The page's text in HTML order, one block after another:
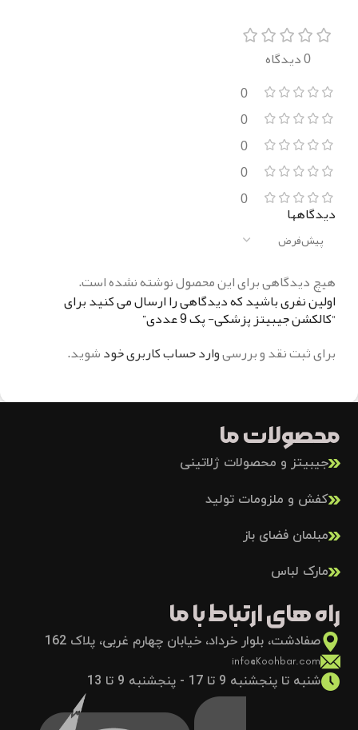
0 دیدگاه
0
0
0
0
0
دیدگاهها
هیچ دیدگاهی برای این محصول نوشته نشده است.
اولین نفری باشید که دیدگاهی را ارسال می کنید برای
“کالکشن جیبیتز پزشکی- پک 9 عددی”
برای ثبت نقد و بررسیوارد حساب کاربری خودشوید.
محصولات ما
جیبیتز و محصولات ژلاتینی
کفش و ملزومات تولید
مبلمان فضای باز
مارک لباس
راه های ارتباط با ما
صفادشت، بلوار خرداد، خیابان چهارم غربی، پلاک 162
info@Koohbar.com
شنبه تا پنجشنبه 9 تا 17 - پنجشنبه 9 تا 13